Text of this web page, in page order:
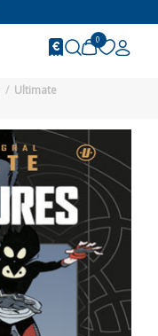
0
Ultimate